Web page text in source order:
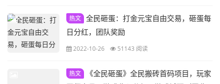
热文 全民砸蛋：打金元宝自由交易，砸蛋每
日分红，团队奖励
2022-10-26 51143 阅读
热文
《全民砸蛋》全民搬砖首码项目，玩家